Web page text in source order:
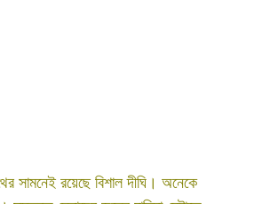
সামনেই রয়েছে বিশাল দীঘি। অনেকে